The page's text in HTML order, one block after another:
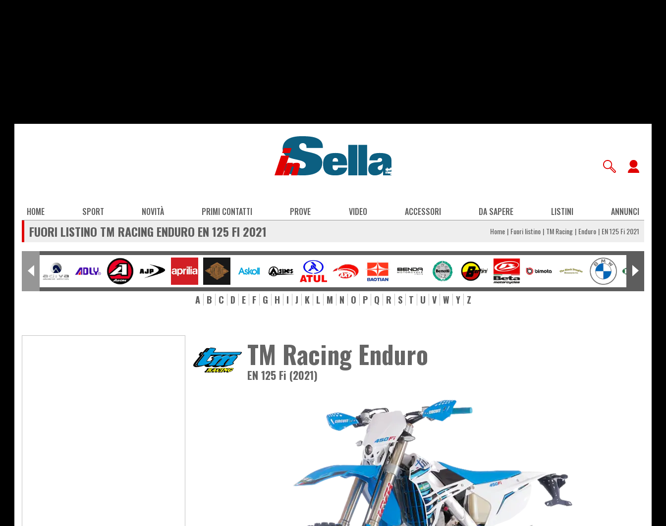
Main
navigation
HOME SPORT NOVITÀ PRIMI CONTATTI PROVE VIDEO ACCESSORI DA SAPERE LISTINI ANNUNCI
FUORI LISTINO TM RACING ENDURO EN 125 FI 2021 Home Fuori listino TM Racing Enduro EN 125 Fi 2021
A B C D E F G H I J K L M N O P Q R S T U V W Y Z
TM Racing Enduro
EN 125 Fi (2021)